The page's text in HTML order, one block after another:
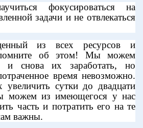
фокусироваться на
задачи и не отвлекаться
из всех ресурсов и
помните об этом! Мы можем
и снова их заработать, но
время невозможно.
сутки до двадцати
можем из имеющегося у нас
часть и потратить его на те
важны.